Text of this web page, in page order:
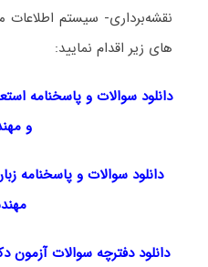
نقشه‌برداری- سیستم اطلاعات
های زیر اقدام نمایید:
دانلود سوالات و پاسخنامه
و
دانلود سوالات و پاسخنامه